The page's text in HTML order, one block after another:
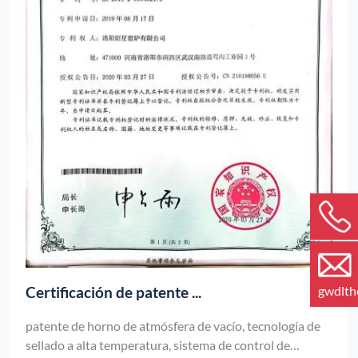
Certificación de patente ...
patente de horno de atmósfera de vacío, tecnología de
sellado a alta temperatura, sistema de control de